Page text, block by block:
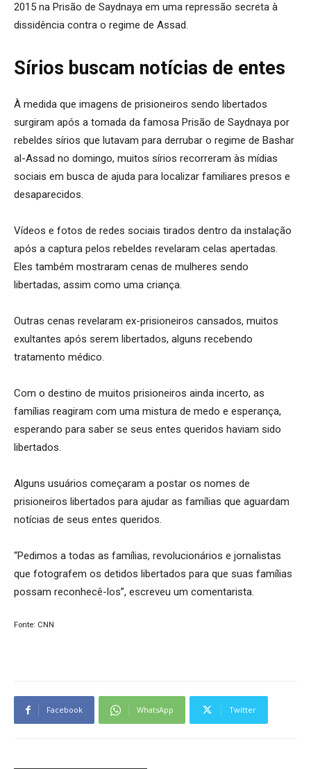
2015 na Prisão de Saydnaya em uma repressão secreta à
dissidência contra o regime de Assad.
Sírios buscam notícias de entes
À medida que imagens de prisioneiros sendo libertados
surgiram após a tomada da famosa Prisão de Saydnaya por
rebeldes sírios que lutavam para derrubar o regime de Bashar
al-Assad no domingo, muitos sírios recorreram às mídias
sociais em busca de ajuda para localizar familiares presos e
desaparecidos.
Vídeos e fotos de redes sociais tirados dentro da instalação
após a captura pelos rebeldes revelaram celas apertadas.
Eles também mostraram cenas de mulheres sendo
libertadas, assim como uma criança.
Outras cenas revelaram ex-prisioneiros cansados, muitos
exultantes após serem libertados, alguns recebendo
tratamento médico.
Com o destino de muitos prisioneiros ainda incerto, as
famílias reagiram com uma mistura de medo e esperança,
esperando para saber se seus entes queridos haviam sido
libertados.
Alguns usuários começaram a postar os nomes de
prisioneiros libertados para ajudar as famílias que aguardam
notícias de seus entes queridos.
“Pedimos a todas as famílias, revolucionários e jornalistas
que fotografem os detidos libertados para que suas famílias
possam reconhecê-los”, escreveu um comentarista.
Fonte: CNN
Facebook WhatsApp Twitter